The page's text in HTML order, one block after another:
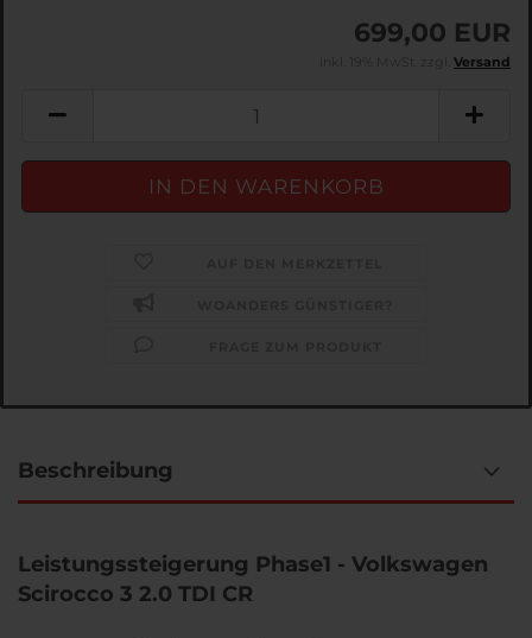
699,00 EUR
Versand
Beschreibung
Leistungssteigerung Phase1 - Volkswagen
Scirocco 3 2.0 TDI CR